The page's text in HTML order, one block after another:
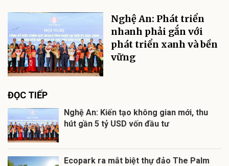
Nghệ An: Phát triển
nhanh phải gắn với
phát triển xanh và bền
vững
ĐỌC TIẾP
Nghệ An: Kiến tạo không gian mới, thu
hút gần 5 tỷ USD vốn đầu tư
Ecopark ra mắt biệt thự đảo The Palm